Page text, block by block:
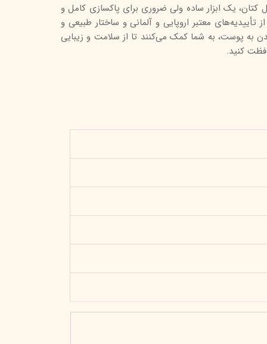
یک ابزار ساده ولی ضروری برای پاکسازی کامل و
معتبر اروپایی و آلمانی و ساختار طبیعی و
به پوست، به شما کمک می‌کنند تا از سلامت و زیبایی
کنید.